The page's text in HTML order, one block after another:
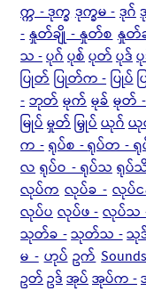
က္က - ဒုက္ခဒုက္ခမ -ဒုဂ်
- နှုတ်ချို - နှုတ်စ နှုတ်
သ -ပုဂ်ပုစ်ပုတ်ပုဒ်
ပြုတ် ပြုတ်က - ပြုပ်
- ဘုတ် မုက် မုခ် မုတ်
မြုပ်မှုတ်မြှုပ်ယုဂ်ယု
က -ရုပ်စ -ရုပ်တ - ရု
လ ရုပ်ဝ - ရုပ်သ ရုပ်
လုပ်က လုပ်ခ - လုပ်င
လုပ်ပလုပ်ဖ -လုပ်သ
သုတ်ခ -သုတ်သ -သု
မ - ဟုပ် ဥက်
ဥတ်ဥဒ်အုပ်အုပ်က -